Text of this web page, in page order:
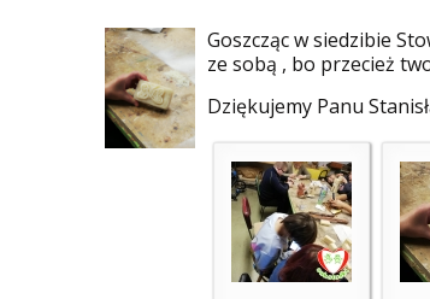
Goszcząc w siedzibie
ze sobą , bo przecież
Dziękujemy Panu